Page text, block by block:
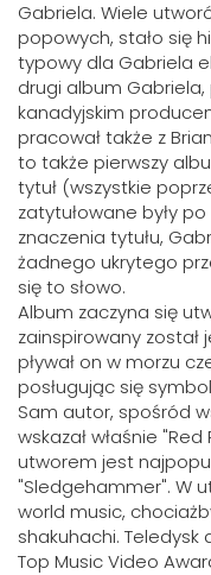
Gabriela. Wiele
popowych, stało się
typowy dla Gabriela
drugi album
kanadyjskim
pracował także z
to także pierwszy
tytuł (wszystkie
zatytułowane były
znaczenia tytułu,
żadnego ukrytego
się to słowo.
Album zaczyna się
zainspirowany został
pływał on w morzu
posługując się
Sam autor, spośród
wskazał właśnie
utworem jest
"Sledgehammer". W
world music,
shakuhachi. Teledysk
Top Music Video